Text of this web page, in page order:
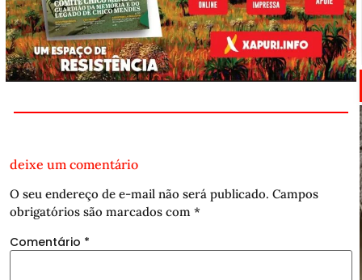
deixe um comentário
O seu endereço de e-mail não será publicado. Campos
obrigatórios são marcados com *
Comentário *